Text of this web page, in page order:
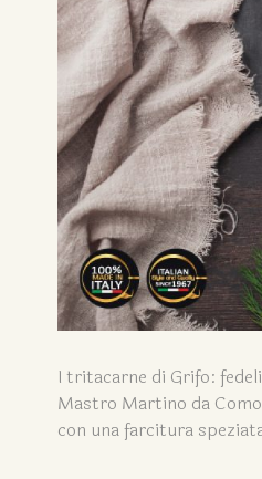
I tritacarne di Grifo:
Mastro Martino da
con una farcitura